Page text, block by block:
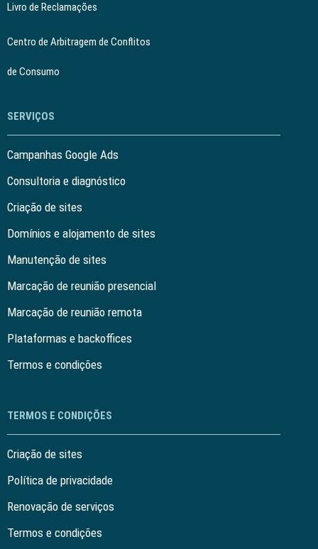
Livro de Reclamações
Centro de Arbitragem de Conflitos
de Consumo
SERVIÇOS
Campanhas Google Ads
Consultoria e diagnóstico
Criação de sites
Domínios e alojamento de sites
Manutenção de sites
Marcação de reunião presencial
Marcação de reunião remota
Plataformas e backoffices
Termos e condições
TERMOS E CONDIÇÕES
Criação de sites
Política de privacidade
Renovação de serviços
Termos e condições